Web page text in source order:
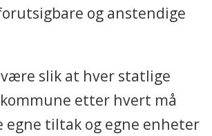
og anstendige
slikat hver statlige
etter hvert må
egne tiltak og egne enheter